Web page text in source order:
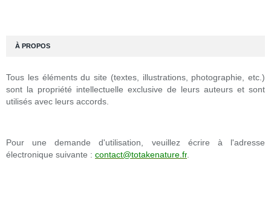
À PROPOS
Tous les éléments du site (textes, illustrations, photographie, etc.)
sont la propriété intellectuelle exclusive de leurs auteurs et sont
utilisés avec leurs accords.
Pour une demande d'utilisation, veuillez écrire à l'adresse
électronique suivante : contact@totakenature.fr